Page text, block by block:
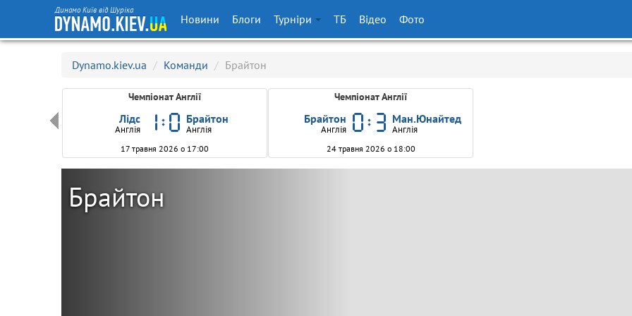
Динамо Київ від Шуріка
Новини Блоги Турніри ТБ Відео Фото
Dynamo.kiev.ua / Команди / Брайтон
Чемпіонат Англії
Лідс
Англія
Брайтон
Англія
17 травня 2026 о 17:00
Чемпіонат Англії
Брайтон
Англія
Ман.Юнайтед
Англія
24 травня 2026 о 18:00
Брайтон